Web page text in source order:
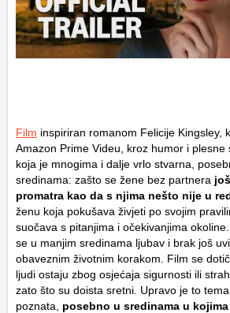
Film inspiriran romanom Felicije Kingsley,
Amazon Prime Videu, kroz humor i plesne
koja je mnogima i dalje vrlo stvarna,
sredinama: zašto se žene bez partnera
promatra kao da s njima nešto nije u
ženu koja pokušava živjeti po svojim
suočava s pitanjima i očekivanjima
se u manjim sredinama ljubav i brak još
obaveznim životnim korakom. Film se
ljudi ostaju zbog osjećaja sigurnosti ili
zato što su doista sretni. Upravo je to
poznata,
posebno u sredinama u